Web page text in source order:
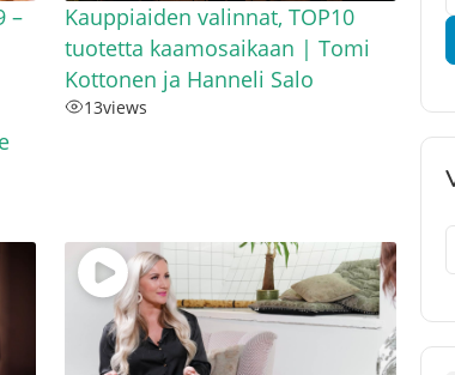
–
Kauppiaiden valinnat, TOP10
tuotetta kaamosaikaan | Tomi
Kottonen ja Hanneli Salo
13views